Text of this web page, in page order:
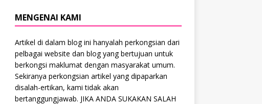
MENGENAI KAMI
Artikel di dalam blog ini hanyalah perkongsian dari
pelbagai website dan blog yang bertujuan untuk
berkongsi maklumat dengan masyarakat umum.
Sekiranya perkongsian artikel yang dipaparkan
disalah-ertikan, kami tidak akan
bertanggungjawab. JIKA ANDA SUKAKAN SALAH